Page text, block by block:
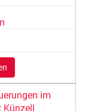
im